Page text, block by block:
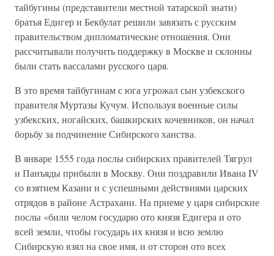
тайбугины (представители местной татарской знати)
братья Едигер и Бекбулат решили завязать с русским
правительством дипломатические отношения. Они
рассчитывали получить поддержку в Москве и склонны
были стать вассалами русского царя.
В это время тайбугинам с юга угрожал сын узбекского
правителя Муртазы Кучум. Используя военные силы
узбекских, ногайских, башкирских кочевников, он начал
борьбу за подчинение Сибирского ханства.
В январе 1555 года послы сибирских правителей Тягрул
и Панъяды прибыли в Москву. Они поздравили Ивана IV
со взятием Казани и с успешными действиями царских
отрядов в районе Астрахани. На приеме у царя сибирские
послы «били челом государю ото князя Едигера и ото
всей земли, чтобы государь их князя и всю землю
Сибирскую взял на свое имя, и от сторон ото всех